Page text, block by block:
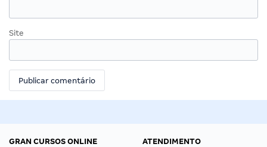
Site
GRAN CURSOS ONLINE
ATENDIMENTO